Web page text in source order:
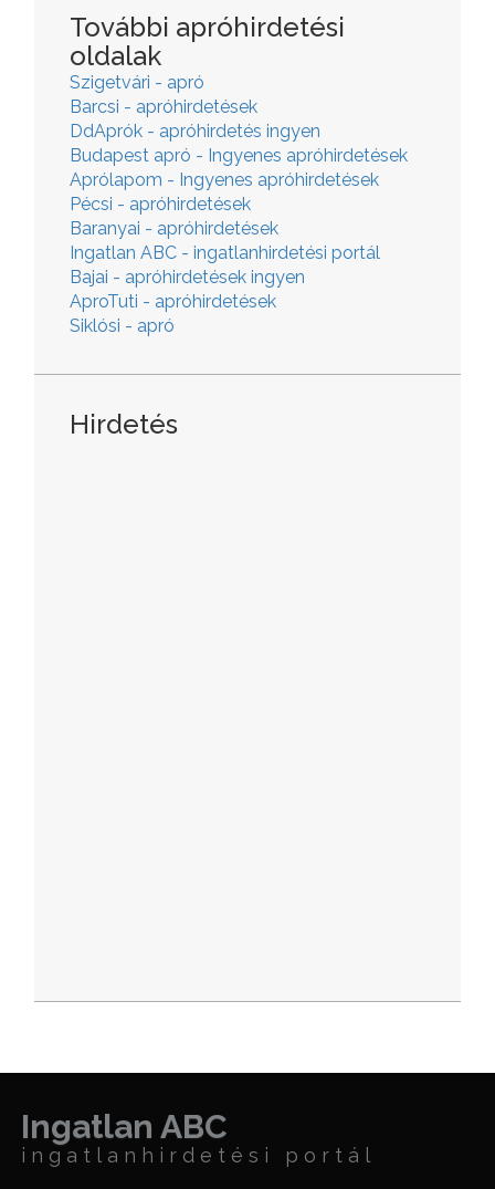
További apróhirdetési
oldalak
Szigetvári - apró
Barcsi - apróhirdetések
DdAprók - apróhirdetés ingyen
Budapest apró - Ingyenes apróhirdetések
Aprólapom - Ingyenes apróhirdetések
Pécsi - apróhirdetések
Baranyai - apróhirdetések
Ingatlan ABC - ingatlanhirdetési portál
Bajai - apróhirdetések ingyen
AproTuti - apróhirdetések
Siklósi - apró
Hirdetés
Ingatlan ABC
ingatlanhirdetési portál